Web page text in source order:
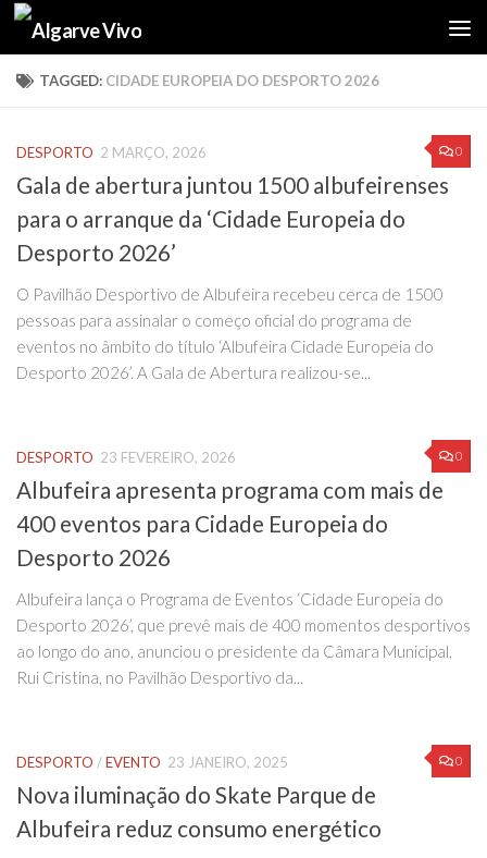
Skip to content
TAGGED: CIDADE EUROPEIA DO DESPORTO 2026
0
DESPORTO 2 MARÇO, 2026
Gala de abertura juntou 1500 albufeirenses
para o arranque da ‘Cidade Europeia do
Desporto 2026’
O Pavilhão Desportivo de Albufeira recebeu cerca de 1500
pessoas para assinalar o começo oficial do programa de
eventos no âmbito do título ‘Albufeira Cidade Europeia do
Desporto 2026’. A Gala de Abertura realizou-se...
0
DESPORTO 23 FEVEREIRO, 2026
Albufeira apresenta programa com mais de
400 eventos para Cidade Europeia do
Desporto 2026
Albufeira lança o Programa de Eventos ‘Cidade Europeia do
Desporto 2026’, que prevê mais de 400 momentos desportivos
ao longo do ano, anunciou o presidente da Câmara Municipal,
Rui Cristina, no Pavilhão Desportivo da...
0
DESPORTO /EVENTO 23 JANEIRO, 2025
Nova iluminação do Skate Parque de
Albufeira reduz consumo energético